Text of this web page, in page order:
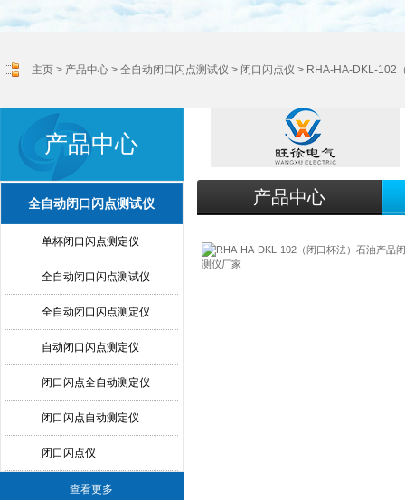
主页 > 产品中心 > 全自动闭口闪点测试仪 > 闭口闪点仪 > RHA-HA-DKL-102
产品中心
全自动闭口闪点测试仪
单杯闭口闪点测定仪
全自动闭口闪点测试仪
全自动闭口闪点测定仪
自动闭口闪点测定仪
闭口闪点全自动测定仪
闭口闪点自动测定仪
闭口闪点仪
查看更多
产品中心